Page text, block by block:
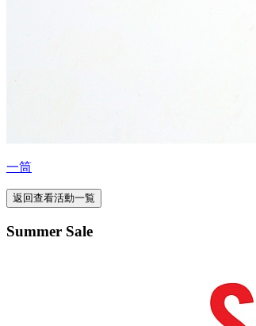
一筒
返回查看活動一覧
Summer Sale